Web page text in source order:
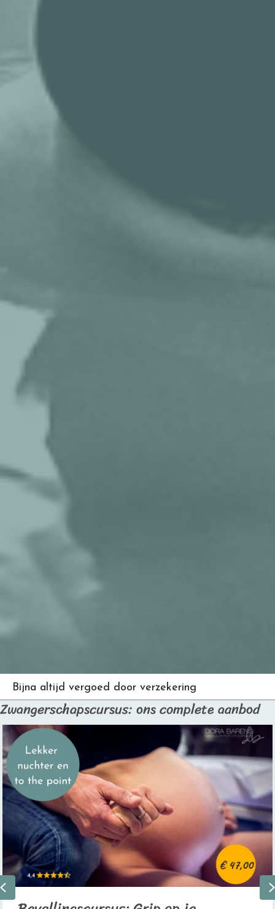
Door verloskundigen
Zwangerschapscursus: ons complete aanbod
Previous